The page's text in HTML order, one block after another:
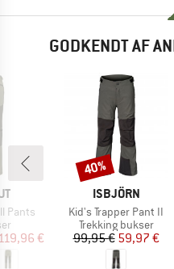
GODKENDT AF
Pants
pris
€
MÆRKE
ISBJÖRN
Artikel
Kid's Trapper Pant II
Produktgruppe
Trekking bukser
Pris
99,95 €Nedsat pris
59,97 €
Rabat
40%